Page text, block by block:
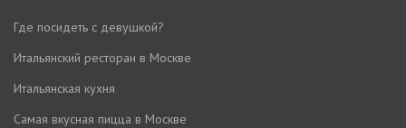
Где посидеть с девушкой?
Итальянский ресторан в Москве
Итальянская кухня
Самая вкусная пицца в Москве